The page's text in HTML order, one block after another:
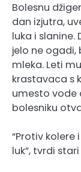
Bolesnu
dan izjutra,
luka i slanine.
jelo ne ogadi,
mleka. Leti
krastavaca s
umesto vode
bolesniku
“Protiv kolere
luk”, tvrdi